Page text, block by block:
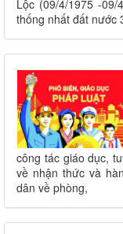
Lộc (09/4/1975 -
thống nhất đất nước
công tác giáo dục,
về nhận thức và
dân về phòng,